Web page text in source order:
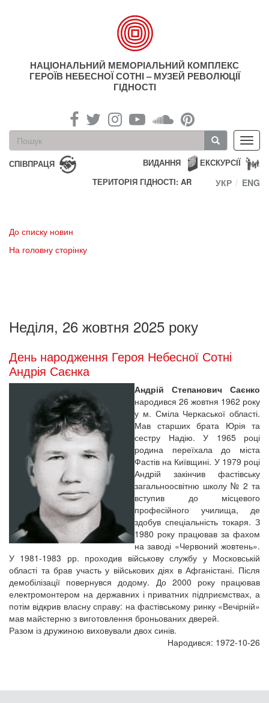
НАЦІОНАЛЬНИЙ МЕМОРІАЛЬНИЙ КОМПЛЕКС
ГЕРОЇВ НЕБЕСНОЇ СОТНІ – МУЗЕЙ РЕВОЛЮЦІЇ
ГІДНОСТІ
Пошукова
форма
Пошук
СПІВПРАЦЯ ЕКСКУРСІЇ
ВИДАННЯ
ТЕРИТОРІЯ ГІДНОСТІ: AR
УКР ENG
До списку новин
На головну сторінку
Неділя, 26 жовтня 2025 року
День народження Героя Небесної Сотні
Андрія Саєнка
Андрій Степанович Саєнко
народився 26 жовтня 1962 року
у м. Сміла Черкаської області.
Мав старших брата Юрія та
сестру Надію. У 1965 році
родина переїхала до міста
Фастів на Київщині. У 1979 році
Андрій закінчив фастівську
загальноосвітню школу № 2 та
вступив до місцевого
професійного училища, де
здобув спеціальність токаря. З
1980 року працював за фахом
на заводі «Червоний жовтень».
У 1981-1983 рр. проходив військову службу у Московській
області та брав участь у військових діях в Афганістані. Після
демобілізації повернувся додому. До 2000 року працював
електромонтером на державних і приватних підприємствах, а
потім відкрив власну справу: на фастівському ринку «Вечірній»
мав майстерню з виготовлення броньованих дверей.
Разом із дружиною виховували двох синів.
Народився: 1972-10-26